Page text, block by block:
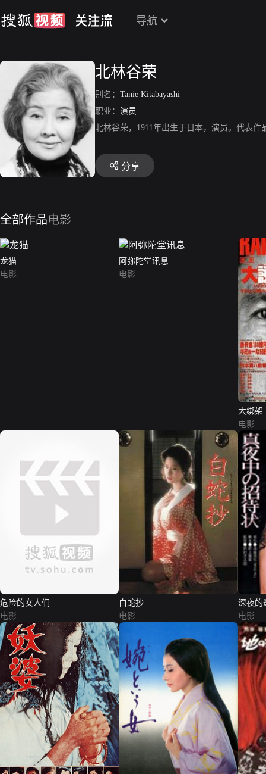
导航
北林谷荣
别名： Tanie Kitabayashi
职业： 演员
北林谷荣，1911年出生于日本，演员。代表
分享
全部作品电影
龙猫
电影
阿弥陀堂讯息
电影
大绑架
电影
危险的女人们
电影
白蛇抄
电影
深夜的
电影